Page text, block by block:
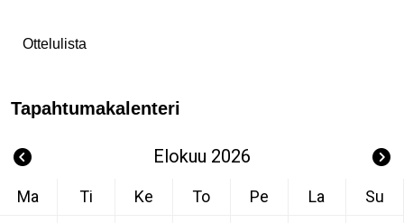
Ottelulista
Tapahtumakalenteri
Elokuu 2026
Ma Ti Ke To Pe La
Su